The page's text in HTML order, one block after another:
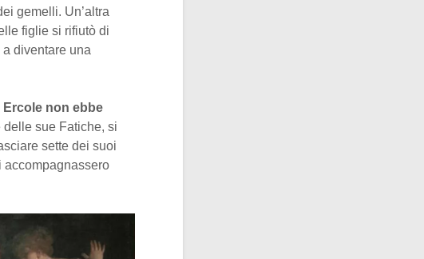
gemelli. Un’altra
figlie si rifiutò di
diventare una
Ercole non ebbe
delle sue Fatiche, si
sette dei suoi
accompagnassero